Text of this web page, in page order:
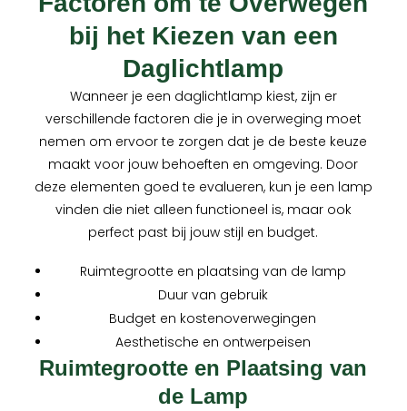
bij het Kiezen van een
Daglichtlamp
Wanneer je een daglichtlamp kiest, zijn er
verschillende factoren die je in overweging moet
nemen om ervoor te zorgen dat je de beste keuze
maakt voor jouw behoeften en omgeving. Door
deze elementen goed te evalueren, kun je een lamp
vinden die niet alleen functioneel is, maar ook
perfect past bij jouw stijl en budget.
Ruimtegrootte en plaatsing van de lamp
Duur van gebruik
Budget en kostenoverwegingen
Aesthetische en ontwerpeisen
Ruimtegrootte en Plaatsing van
de Lamp